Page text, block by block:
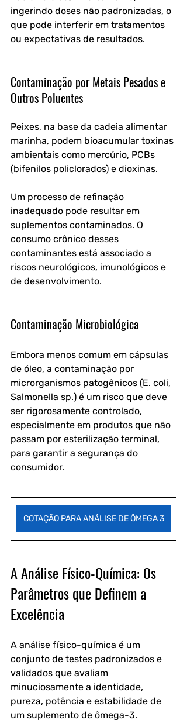
ingerindo doses não padronizadas, o
que pode interferir em tratamentos
ou expectativas de resultados.
Contaminação por Metais Pesados e
Outros Poluentes
Peixes, na base da cadeia alimentar
marinha, podem bioacumular toxinas
ambientais como mercúrio, PCBs
(bifenilos policlorados) e dioxinas.
Um processo de refinação
inadequado pode resultar em
suplementos contaminados. O
consumo crônico desses
contaminantes está associado a
riscos neurológicos, imunológicos e
de desenvolvimento.
Contaminação Microbiológica
Embora menos comum em cápsulas
de óleo, a contaminação por
microrganismos patogênicos (E. coli,
Salmonella sp.) é um risco que deve
ser rigorosamente controlado,
especialmente em produtos que não
passam por esterilização terminal,
para garantir a segurança do
consumidor.
COTAÇÃO PARA ANÁLISE DE ÔMEGA 3
A Análise Físico-Química: Os
Parâmetros que Definem a
Excelência
A análise físico-química é um
conjunto de testes padronizados e
validados que avaliam
minuciosamente a identidade,
pureza, potência e estabilidade de
um suplemento de ômega-3.